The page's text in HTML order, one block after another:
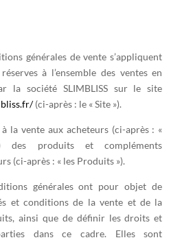
générales de vente s’appliquent
à l’ensemble des ventes en
la société SLIMBLISS sur le site
(ci-après : le « Site »).
à la vente aux acheteurs (ci-après : «
des produits et compléments
(ci-après : « les Produits »).
générales ont pour objet de
et conditions de la vente et de la
ainsi que de définir les droits et
dans ce cadre. Elles sont